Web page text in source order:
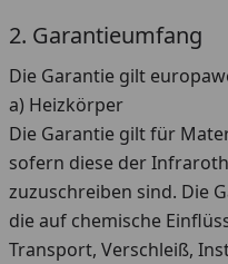
2. Garantieumfang
Die Garantie gilt
a) Heizkörper
Die Garantie gilt für
sofern diese der
zuzuschreiben sind. Die
die auf chemische
Transport, Verschleiß,